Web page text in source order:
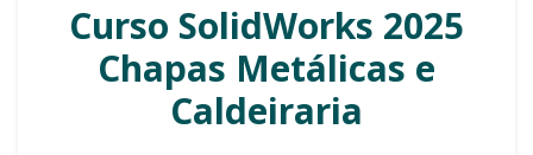
Curso SolidWorks 2025
Chapas Metálicas e
Caldeiraria